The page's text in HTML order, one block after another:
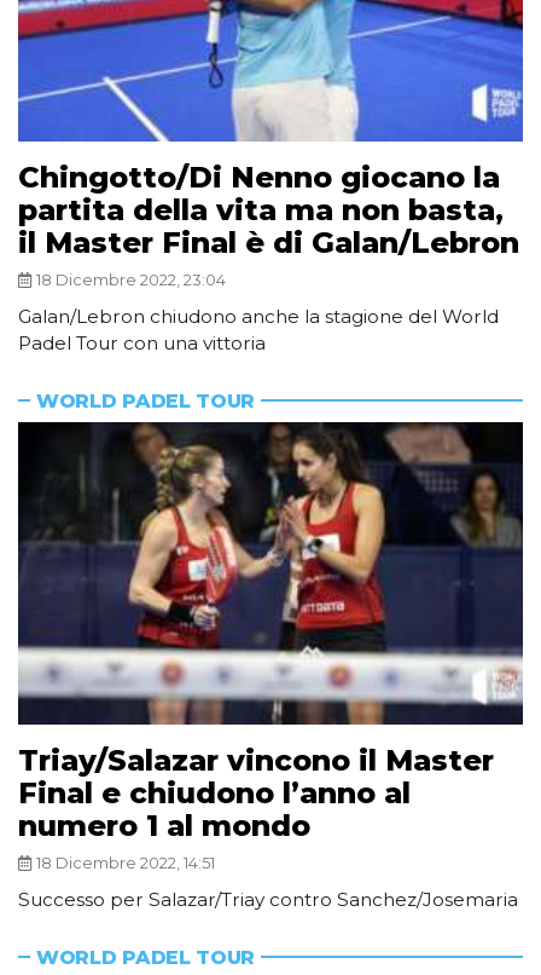
Chingotto/Di Nenno giocano la
partita della vita ma non basta,
il Master Final è di Galan/Lebron
18 Dicembre 2022, 23:04
Galan/Lebron chiudono anche la stagione del World
Padel Tour con una vittoria
WORLD PADEL TOUR
Triay/Salazar vincono il Master
Final e chiudono l’anno al
numero 1 al mondo
18 Dicembre 2022, 14:51
Successo per Salazar/Triay contro Sanchez/Josemaria
WORLD PADEL TOUR